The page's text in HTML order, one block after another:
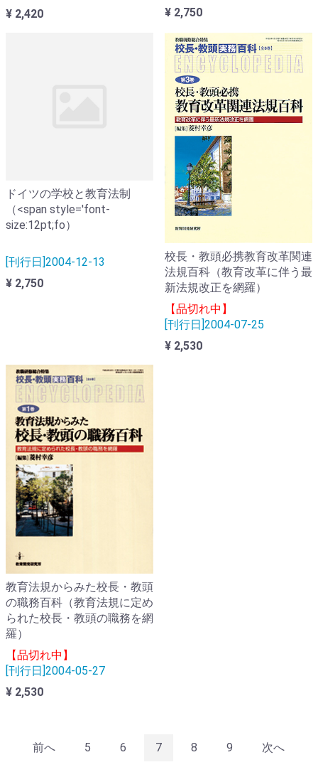
¥ 2,420
¥ 2,750
ドイツの学校と教育法制
（<span style='font-
size:12pt;fo）
[刊行日]2004-12-13
¥ 2,750
校長・教頭必携教育改革関連
法規百科（教育改革に伴う最
新法規改正を網羅）
【品切れ中】
[刊行日]2004-07-25
¥ 2,530
教育法規からみた校長・教頭
の職務百科（教育法規に定め
られた校長・教頭の職務を網
羅）
【品切れ中】
[刊行日]2004-05-27
¥ 2,530
前へ 5 6 7 8 9 次へ